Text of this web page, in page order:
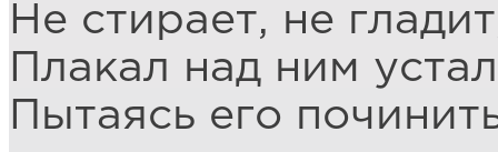
Не стирает, не
Плакал над ним
Пытаясь его